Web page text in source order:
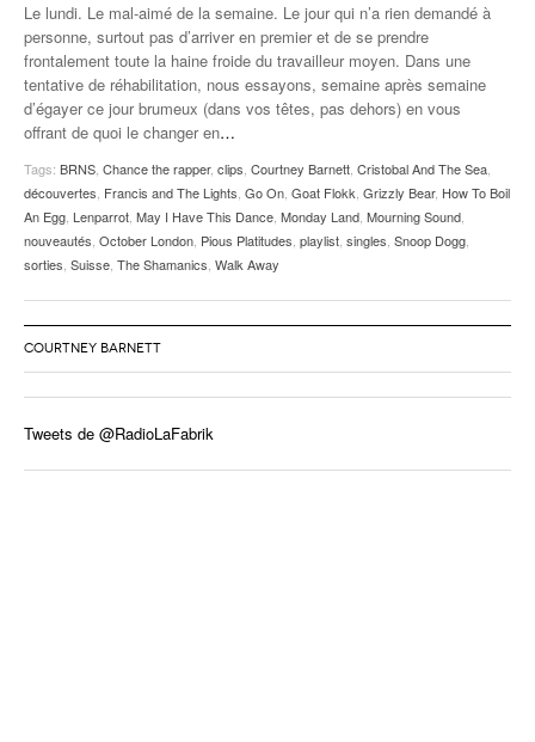
Le lundi. Le mal-aimé de la semaine. Le jour qui n’a rien demandé à
personne, surtout pas d’arriver en premier et de se prendre
frontalement toute la haine froide du travailleur moyen. Dans une
tentative de réhabilitation, nous essayons, semaine après semaine
d’égayer ce jour brumeux (dans vos têtes, pas dehors) en vous
offrant de quoi le changer en…
Tags: BRNS, Chance the rapper, clips, Courtney Barnett, Cristobal And The Sea,
découvertes, Francis and The Lights, Go On, Goat Flokk, Grizzly Bear, How To Boil
An Egg, Lenparrot, May I Have This Dance, Monday Land, Mourning Sound,
nouveautés, October London, Pious Platitudes, playlist, singles, Snoop Dogg,
sorties, Suisse, The Shamanics, Walk Away
COURTNEY BARNETT
Tweets de @RadioLaFabrik